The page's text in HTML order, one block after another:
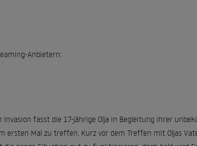
Anbietern:
fasst die 17-jährige Olja in Begleitung ihrer
ersten Mal zu treffen. Kurz vor dem Treffen mit Oljas